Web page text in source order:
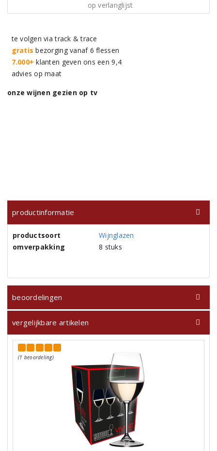
op verlanglijst
te volgen via track & trace
gratis bezorging vanaf 6 flessen
7.000+ klanten geven ons een 9,4
advies op maat
onze wijnen gezien op tv
productinformatie
productsoort
Wijnglazen
omverpakking
8 stuks
beoordelingen
vergelijkbare artikelen
(1 beoordeling)